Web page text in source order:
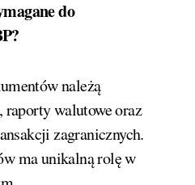
do
należą
raporty walutowe oraz
zagranicznych.
ma unikalną rolę w